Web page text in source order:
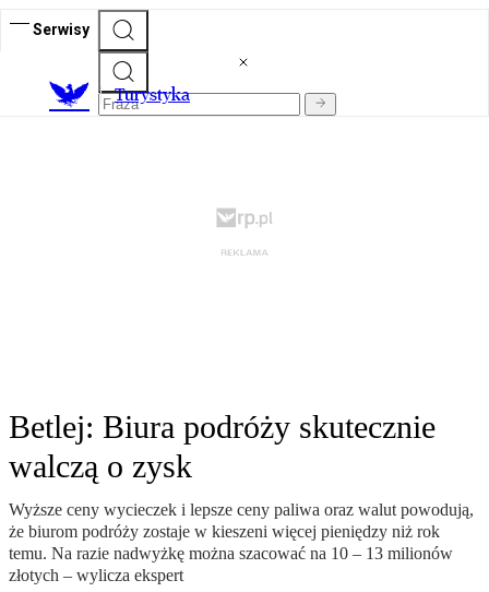
Serwisy
Turystyka
Betlej: Biura podróży skutecznie
walczą o zysk
Wyższe ceny wycieczek i lepsze ceny paliwa oraz walut powodują,
że biurom podróży zostaje w kieszeni więcej pieniędzy niż rok
temu. Na razie nadwyżkę można szacować na 10 – 13 milionów
złotych – wylicza ekspert